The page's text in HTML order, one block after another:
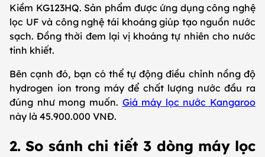
Kiềm KG123HQ. Sản phẩm được ứng dụng công nghệ
lọc UF và công nghệ tái khoáng giúp tạo nguồn nước
sạch. Đồng thời đem lại vị khoáng tự nhiên cho nước
tinh khiết.
Bên cạnh đó, bạn có thể tự động điều chỉnh nồng độ
hydrogen ion trong máy để chất lượng nước đầu ra
đúng như mong muốn. Giá máy lọc nước Kangaroo
này là 45.900.000 VNĐ.
2. So sánh chi tiết 3 dòng máy lọc